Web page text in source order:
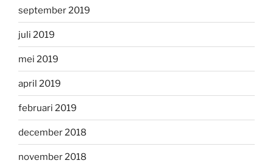
september 2019
juli 2019
mei 2019
april 2019
februari 2019
december 2018
november 2018